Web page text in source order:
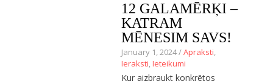
Praktiski ieteikumi
Publikācijas
Par mums
12 GALAMĒRĶI –
KATRAM
MĒNESIM SAVS!
January 1, 2024 /Apraksti,
Ieraksti,Ieteikumi
Kur aizbraukt konkrētos